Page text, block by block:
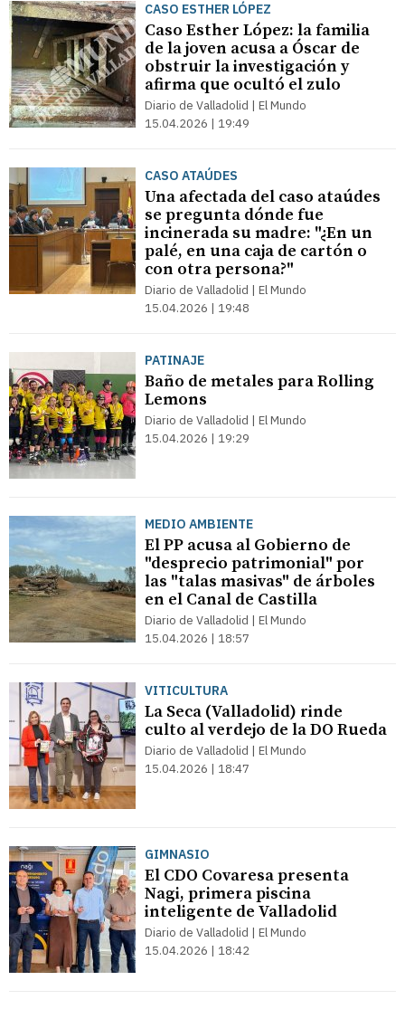
CASO ESTHER LÓPEZ
Caso Esther López: la familia
de la joven acusa a Óscar de
obstruir la investigación y
afirma que ocultó el zulo
Diario de Valladolid | El Mundo
15.04.2026 | 19:49
CASO ATAÚDES
Una afectada del caso ataúdes
se pregunta dónde fue
incinerada su madre: "¿En un
palé, en una caja de cartón o
con otra persona?"
Diario de Valladolid | El Mundo
15.04.2026 | 19:48
PATINAJE
Baño de metales para Rolling
Lemons
Diario de Valladolid | El Mundo
15.04.2026 | 19:29
MEDIO AMBIENTE
El PP acusa al Gobierno de
"desprecio patrimonial" por
las "talas masivas" de árboles
en el Canal de Castilla
Diario de Valladolid | El Mundo
15.04.2026 | 18:57
VITICULTURA
La Seca (Valladolid) rinde
culto al verdejo de la DO Rueda
Diario de Valladolid | El Mundo
15.04.2026 | 18:47
GIMNASIO
El CDO Covaresa presenta
Nagi, primera piscina
inteligente de Valladolid
Diario de Valladolid | El Mundo
15.04.2026 | 18:42